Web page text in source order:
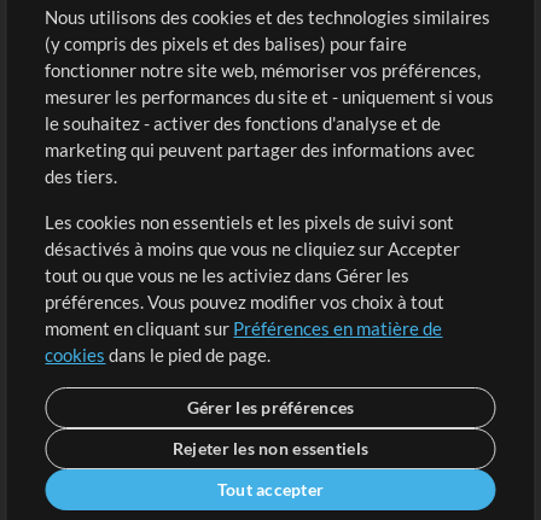
Sons
Boutique
Acheter des crédits
Contenu gratuit
Demander les pistes
Extras
Sessions
Soumettre votre contenu
Listes de lecture
Conférence MT
Compte
Connexion
S'inscrire
Nous utilisons des cookies et des technologies similaires
(y compris des pixels et des balises) pour faire
fonctionner notre site web, mémoriser vos préférences,
mesurer les performances du site et - uniquement si vous
le souhaitez - activer des fonctions d'analyse et de
marketing qui peuvent partager des informations avec
des tiers.
Les cookies non essentiels et les pixels de suivi sont
désactivés à moins que vous ne cliquiez sur Accepter
tout ou que vous ne les activiez dans Gérer les
préférences. Vous pouvez modifier vos choix à tout
moment en cliquant sur Préférences en matière de
cookies dans le pied de page.
Gérer les préférences
Rejeter les non essentiels
Tout accepter